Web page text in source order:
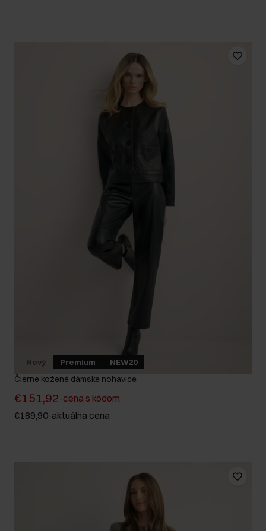
Nový Premium NEW20
Čierne kožené dámske nohavice
€151,92-cena s kódom
€189,90-aktuálna cena